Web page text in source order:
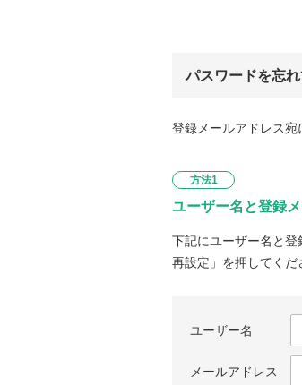
パスワードを忘
登録メールアドレス宛
方法1
ユーザー名と登録
下記にユーザー名と
再設定」を押してくだ
ユーザー名
メールアドレス